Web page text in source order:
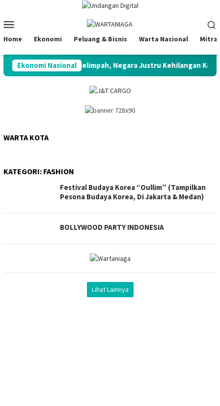
konten
Mobile
Home Ekonomi Peluang & Bisnis Warta Nasional Mitra
Ekonomi Nasional
Potensi Melimpah, Negara Justru Kehilangan Kendali
WARTA KOTA
KATEGORI: FASHION
Festival Budaya Korea “Oullim” (Tampilkan
Pesona Budaya Korea, Di Jakarta & Medan)
BOLLYWOOD PARTY INDONESIA
Lihat Lainnya